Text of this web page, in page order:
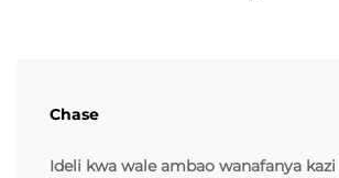
Chase
Ideli kwa wale ambao wanafanya